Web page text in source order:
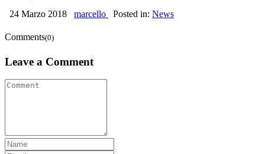
24 Marzo 2018
marcello Posted in: News
Comments(0)
Leave a Comment